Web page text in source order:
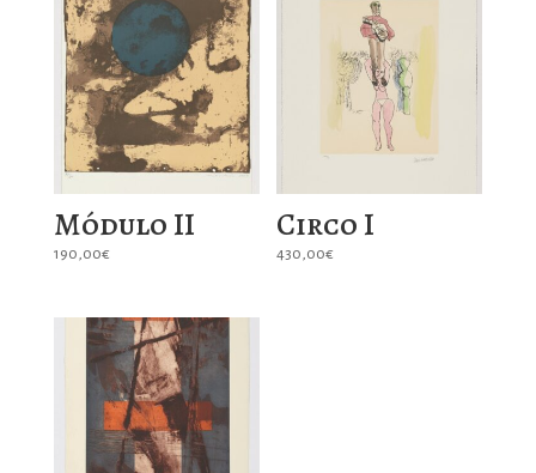
Módulo II
190,00€
Circo I
430,00€